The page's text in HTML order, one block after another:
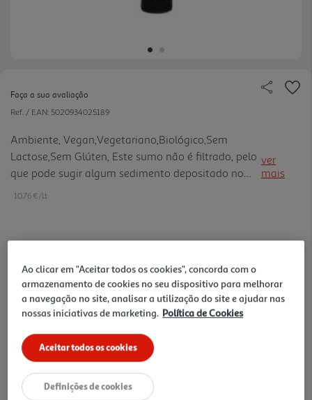
Faça a sua avaliação
Ref. / EAN: 5020934025189
Ambiente, Vegan,Vegetariano,Biológico,Sem
Lactose,Sem Glúten, Este sumo não é filtrado, pelo
que pode sugir algum sedimento depositado no
fundo da garrafa. Sem conservantes artificiais.
ver
mais
10.76 €/Lt
Notas de preparação
Ao clicar em "Aceitar todos os cookies", concorda com o
armazenamento de cookies no seu dispositivo para melhorar
a navegação no site, analisar a utilização do site e ajudar nas
nossas iniciativas de marketing. Política de Cookies
Aceitar todos os cookies
Definições de cookies